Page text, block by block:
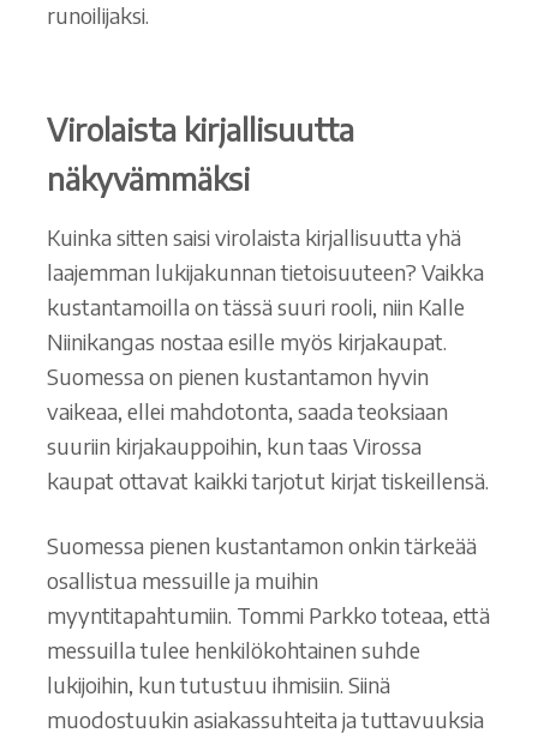
runoilijaksi.
Virolaista kirjallisuutta
näkyvämmäksi
Kuinka sitten saisi virolaista kirjallisuutta yhä
laajemman lukijakunnan tietoisuuteen? Vaikka
kustantamoilla on tässä suuri rooli, niin Kalle
Niinikangas nostaa esille myös kirjakaupat.
Suomessa on pienen kustantamon hyvin
vaikeaa, ellei mahdotonta, saada teoksiaan
suuriin kirjakauppoihin, kun taas Virossa
kaupat ottavat kaikki tarjotut kirjat tiskeillensä.
Suomessa pienen kustantamon onkin tärkeää
osallistua messuille ja muihin
myyntitapahtumiin. Tommi Parkko toteaa, että
messuilla tulee henkilökohtainen suhde
lukijoihin, kun tutustuu ihmisiin. Siinä
muodostuukin asiakassuhteita ja tuttavuuksia